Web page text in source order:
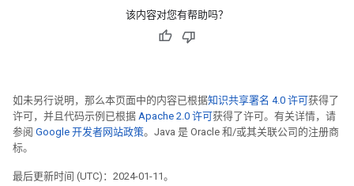
该内容对您有帮助吗？
如未另行说明，那么本页面中的内容已根据知识共享署名 4.0 许可获得了
许可，并且代码示例已根据 Apache 2.0 许可获得了许可。有关详情，请
参阅 Google 开发者网站政策。Java 是 Oracle 和/或其关联公司的注册商
标。
最后更新时间 (UTC)：2024-01-11。